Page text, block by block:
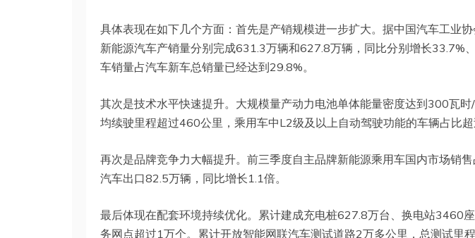
具体表现在如下几个方面：首先是产销规模进一步扩大。据中国汽车工业
新能源汽车产销量分别完成631.3万辆和627.8万辆，同比分别增长33.7%
车销量占汽车新车总销量已经达到29.8%。
其次是技术水平快速提升。大规模量产动力电池单体能量密度达到300瓦
均续驶里程超过460公里，乘用车中L2级及以上自动驾驶功能的车辆占比超
再次是品牌竞争力大幅提升。前三季度自主品牌新能源乘用车国内市场销
汽车出口82.5万辆，同比增长1.1倍。
最后体现在配套环境持续优化。累计建成充电桩627.8万台、换电站3460
务网点超过1万个。累计开放智能网联汽车测试道路2万多公里，总测试里